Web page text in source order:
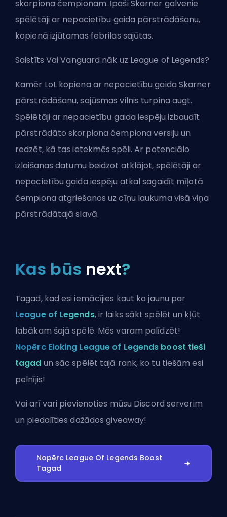
skorpiona čempionam. Īpaši Skarner galvenie
spēlētāji ar nepacietību gaida pārstrādāšanu,
kopienā izjūtamas febrilas sajūtas.
Saistīts Vai Vanguard nāk uz League of Legends?
Kamēr LoL kopiena ar nepacietību gaida Skarner
pārstrādāšanu, sajūsmas vilnis turpina augt.
Spēlētāji ar nepacietību gaida iespēju izbaudīt
pārstrādāto skorpiona čempiona versiju un
redzēt, kā tas ietekmēs spēli. Ar potenciālo
izlaišanas datumu beidzot atklājot, spēlētāji ar
nepacietību gaida iespēju atkal sagaidīt mīļotā
čempiona atgriešanos uz cīņu laukuma visā viņa
pārstrādātajā slavā.
Kas būs next?
Tagad, kad esi iemācījies kaut ko jaunu par
League of Legends, ir laiks sākt spēlēt un kļūt
labākam šajā spēlē. Mēs varam palīdzēt!
Nopērc Eloking League of Legends boost tieši
tagad un sāc spēlēt tajā rank, ko tu tiešām esi
pelnījis!
Vai arī vari pievienoties mūsu Discord serverim
un piedalīties dažādos giveaway!
Nopērc League Of Legends Boost
Tagad